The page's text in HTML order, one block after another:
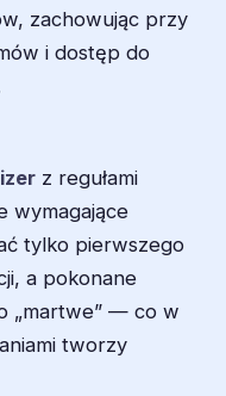
zachowując przy
i dostęp do
z regułami
wymagające
tylko pierwszego
a pokonane
„martwe” — co w
tworzy